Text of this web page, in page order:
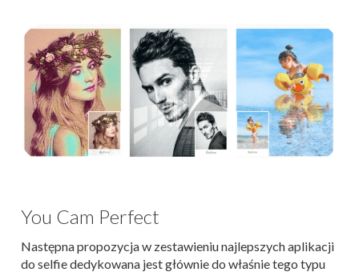
You Cam Perfect
Następna propozycja w zestawieniu najlepszych aplikacji
do selfie dedykowana jest głównie do właśnie tego typu